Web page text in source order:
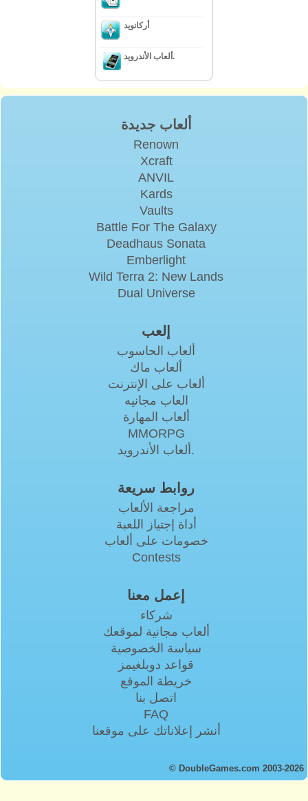
أركانويد
ألعاب الأندرويد.
ألعاب جديدة
Renown
Xcraft
ANVIL
Kards
Vaults
Battle For The Galaxy
Deadhaus Sonata
Emberlight
Wild Terra 2: New Lands
Dual Universe
إلعب
ألعاب الحاسوب
ألعاب ماك
ألعاب على الإنترنت
العاب مجانيه
ألعاب المهارة
MMORPG
ألعاب الأندرويد.
روابط سريعة
مراجعة الألعاب
أداة إجتياز اللعبة
خصومات على ألعاب
Contests
إعمل معنا
شركاء
ألعاب مجانية لموقعك
سياسة الخصوصية
قواعد دوبلغيمز
خريطة الموقع
اتصل بنا
FAQ
أنشر إعلاناتك على موقعنا
© DoubleGames.com 2003-2026